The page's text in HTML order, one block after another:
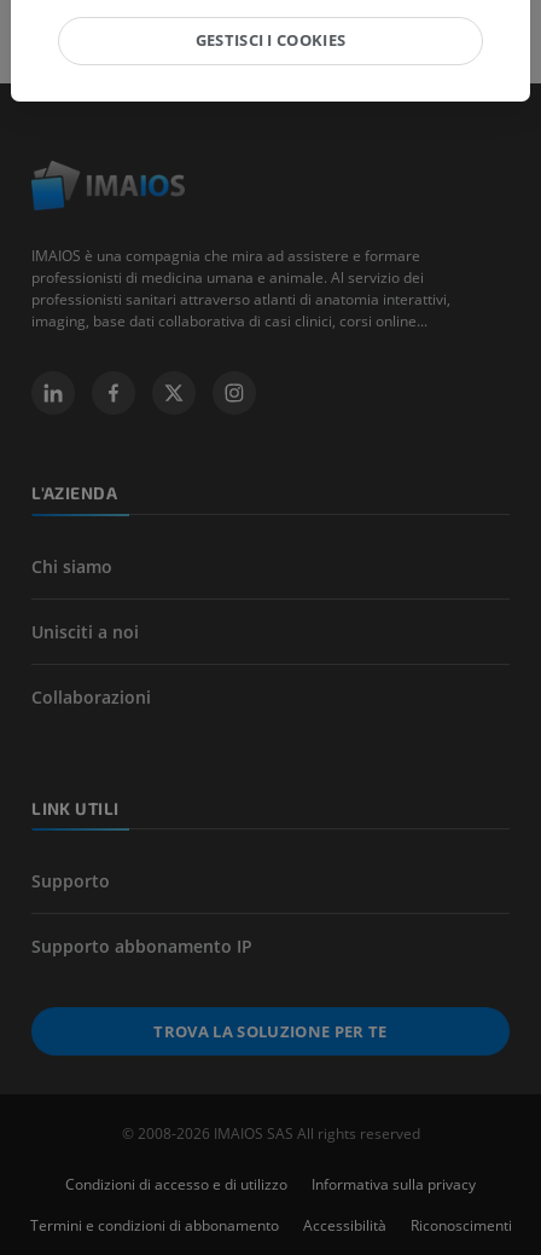
IMAIOS è una compagnia che mira ad assistere e formare
professionisti di medicina umana e animale. Al servizio dei
professionisti sanitari attraverso atlanti di anatomia interattivi,
imaging, base dati collaborativa di casi clinici, corsi online...
L'AZIENDA
Chi siamo
Unisciti a noi
Collaborazioni
LINK UTILI
Supporto
Supporto abbonamento IP
TROVA LA SOLUZIONE PER TE
© 2008-2026 IMAIOS SAS All rights reserved
Condizioni di accesso e di utilizzo
Informativa sulla privacy
Termini e condizioni di abbonamento
Accessibilità Riconoscimenti
GESTISCI I COOKIES